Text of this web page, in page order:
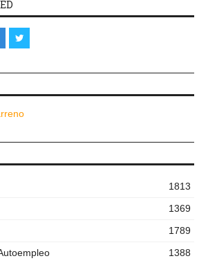
1813
1369
1789
1388